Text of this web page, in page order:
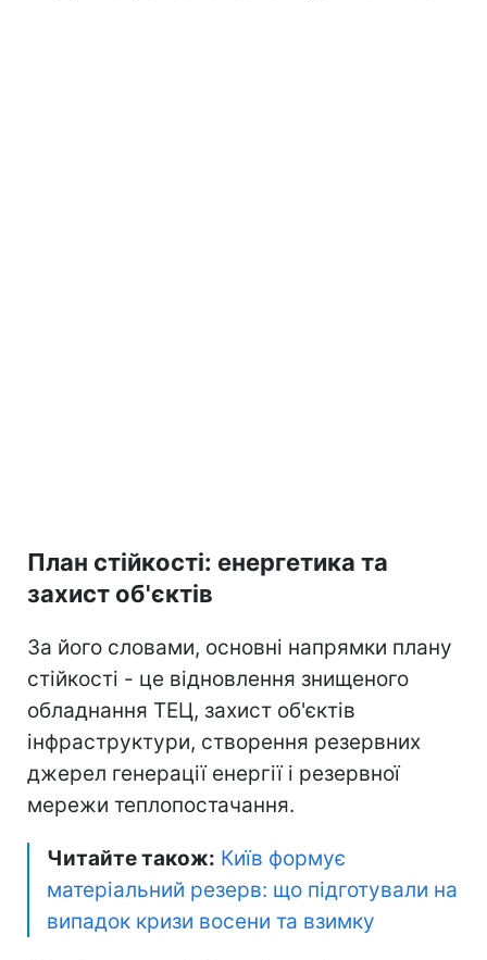
План стійкості: енергетика та
захист об'єктів
За його словами, основні напрямки плану
стійкості - це відновлення знищеного
обладнання ТЕЦ, захист об'єктів
інфраструктури, створення резервних
джерел генерації енергії і резервної
мережи теплопостачання.
Читайте також: Київ формує
матеріальний резерв: що підготували на
випадок кризи восени та взимку